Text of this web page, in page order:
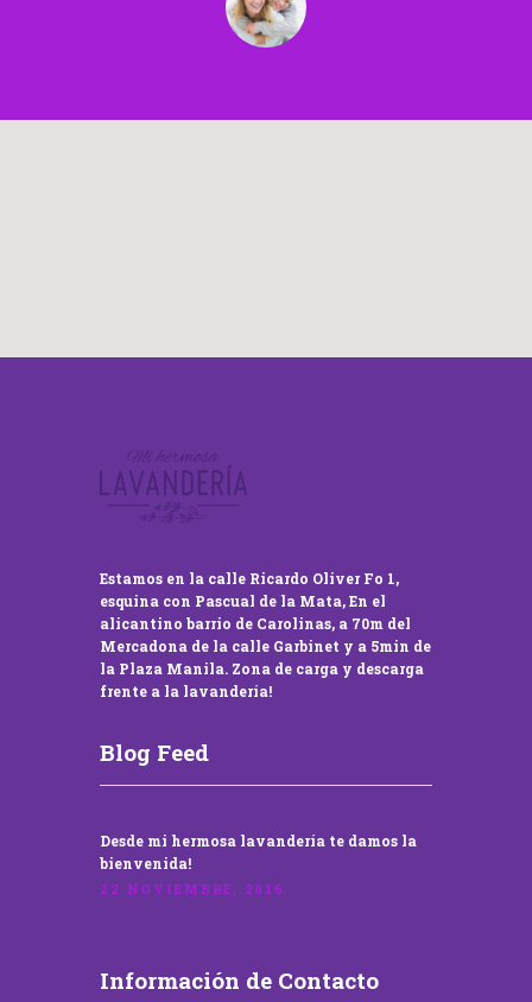
Estamos en la calle Ricardo Oliver Fo 1,
esquina con Pascual de la Mata, En el
alicantino barrio de Carolinas, a 70m del
Mercadona de la calle Garbinet y a 5min de
la Plaza Manila. Zona de carga y descarga
frente a la lavandería!
Blog Feed
Desde mi hermosa lavandería te damos la
bienvenida!
22 NOVIEMBRE, 2016
Información de Contacto